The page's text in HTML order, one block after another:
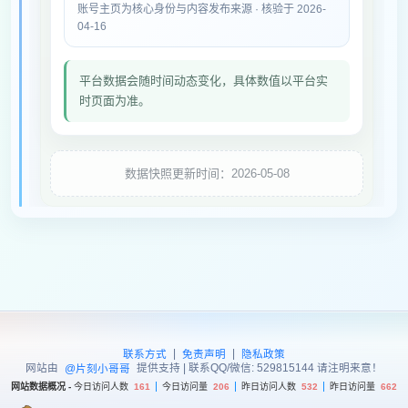
账号主页为核心身份与内容发布来源 · 核验于 2026-
04-16
平台数据会随时间动态变化，具体数值以平台实
时页面为准。
数据快照更新时间：2026-05-08
联系方式 | 免责声明 |
隐私政策
网站由
@片刻小哥哥 提供支持 | 联系QQ/微信: 529815144 请注明来意！
网站数据概况 - 今日访问人数 161 今日访问量 206 昨日访问人数 532 昨日访问量 662